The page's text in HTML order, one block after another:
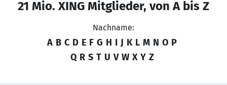
21 Mio. XING Mitglieder, von A bis Z
Nachname:
A B C D E F G H I J K L M N O P
Q R S T U V W X Y Z